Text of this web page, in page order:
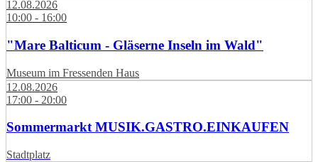
12.08.2026
10:00 - 16:00
"Mare Balticum - Gläserne Inseln im Wald"
Museum im Fressenden Haus
12.08.2026
17:00 - 20:00
Sommermarkt MUSIK.GASTRO.EINKAUFEN
Stadtplatz